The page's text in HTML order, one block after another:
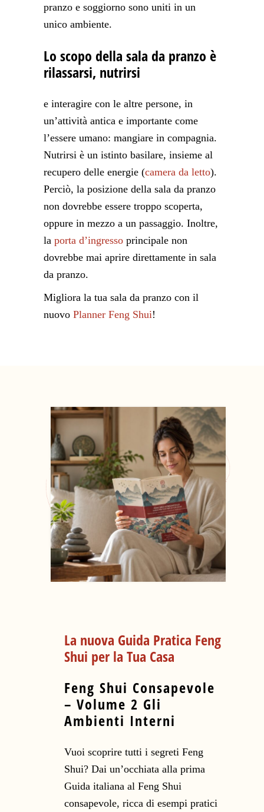
pranzo e soggiorno sono uniti in un
unico ambiente.
Lo scopo della sala da pranzo è
rilassarsi, nutrirsi
e interagire con le altre persone, in
un’attività antica e importante come
l’essere umano: mangiare in compagnia.
Nutrirsi è un istinto basilare, insieme al
recupero delle energie (camera da letto).
Perciò, la posizione della sala da pranzo
non dovrebbe essere troppo scoperta,
oppure in mezzo a un passaggio. Inoltre,
la porta d’ingresso principale non
dovrebbe mai aprire direttamente in sala
da pranzo.
Migliora la tua sala da pranzo con il
nuovo Planner Feng Shui!
La nuova Guida Pratica Feng
Shui per la Tua Casa
Feng Shui Consapevole
– Volume 2 Gli
Ambienti Interni
Vuoi scoprire tutti i segreti Feng
Shui? Dai un’occhiata alla prima
Guida italiana al Feng Shui
consapevole, ricca di esempi pratici